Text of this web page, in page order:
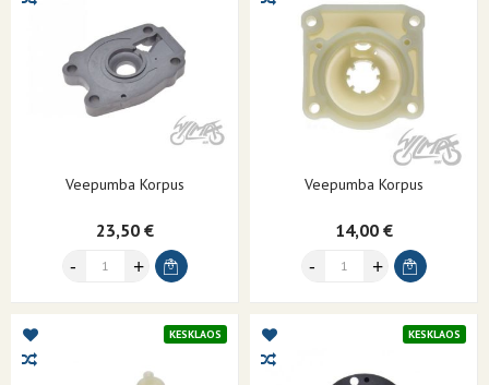
Veepumba Korpus
23,50 €
Veepumba Korpus
14,00 €
KESKLAOS KESKLAOS